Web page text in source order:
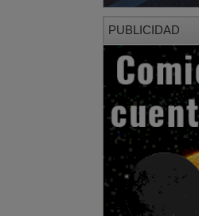
PUBLICIDAD